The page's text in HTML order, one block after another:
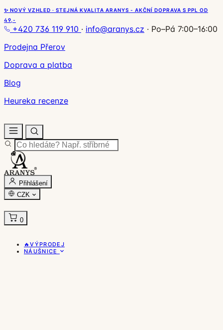
✨ NOVÝ VZHLED · STEJNÁ KVALITA ARANYS - AKČNÍ DOPRAVA S PPL OD
49,-
+420 736 119 910 · info@aranys.cz · Po–Pá 7:00–16:00
Prodejna Přerov
Doprava a platba
Blog
Heureka recenze
Přihlášení
CZK
0
🔥VÝPRODEJ
NÁUŠNICE